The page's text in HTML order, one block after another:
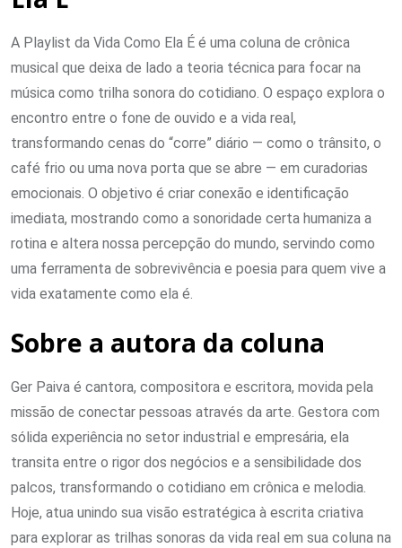
​A Playlist da Vida Como Ela É é uma coluna de crônica
musical que deixa de lado a teoria técnica para focar na
música como trilha sonora do cotidiano. O espaço explora o
encontro entre o fone de ouvido e a vida real,
transformando cenas do “corre” diário — como o trânsito, o
café frio ou uma nova porta que se abre — em curadorias
emocionais. O objetivo é criar conexão e identificação
imediata, mostrando como a sonoridade certa humaniza a
rotina e altera nossa percepção do mundo, servindo como
uma ferramenta de sobrevivência e poesia para quem vive a
vida exatamente como ela é.
Sobre a autora da coluna
Ger Paiva é cantora, compositora e escritora, movida pela
missão de conectar pessoas através da arte. Gestora com
sólida experiência no setor industrial e empresária, ela
transita entre o rigor dos negócios e a sensibilidade dos
palcos, transformando o cotidiano em crônica e melodia.
Hoje, atua unindo sua visão estratégica à escrita criativa
para explorar as trilhas sonoras da vida real em sua coluna na